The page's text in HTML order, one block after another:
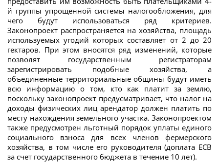
й группы упрощенной системы налогообложения, для
чего будут использоваться ряд критериев.
Законопроект распространяется на хозяйства, площадь
используемых угодий которых составляет от 2 до 20
гектаров. При этом вносятся ряд изменений, которые
позволят государственным регистраторам
зарегистрировать подобные хозяйства, а
объединенные территориальные общины будут иметь
всю информацию о том, кто как платит за землю,
поскольку законопроект предусматривает, что налог на
доходы физических лиц арендатор должен платить по
месту нахождения земельного участка. Законопроектом
также предусмотрен льготный порядок уплаты единого
социального взноса для всех членов фермерского
хозяйства, в том числе его руководителя (доплата ЕСВ
за счет государственного бюджета в течение 10 лет).